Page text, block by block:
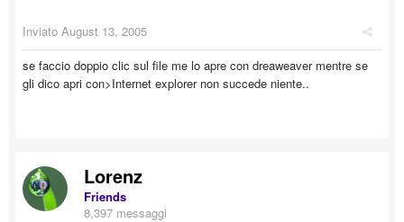
Inviato August 13, 2005
se faccio doppio clic sul file me lo apre con dreaweaver mentre se
gli dico apri con>Internet explorer non succede niente..
Lorenz
Friends
8,397 messaggi